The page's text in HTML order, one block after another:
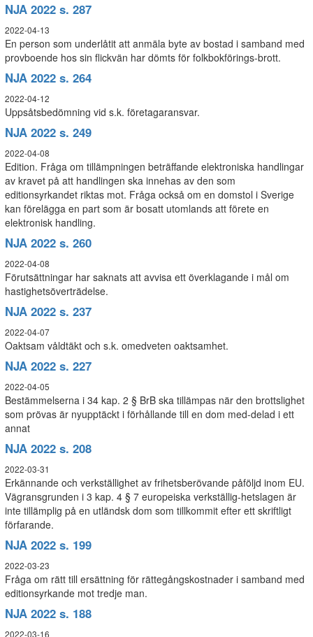
NJA 2022 s. 287
2022-04-13
En person som underlåtit att anmäla byte av bostad i samband med
provboende hos sin flickvän har dömts för folkbokförings-brott.
NJA 2022 s. 264
2022-04-12
Uppsåtsbedömning vid s.k. företagaransvar.
NJA 2022 s. 249
2022-04-08
Edition. Fråga om tillämpningen beträffande elektroniska handlingar
av kravet på att handlingen ska innehas av den som
editionsyrkandet riktas mot. Fråga också om en domstol i Sverige
kan förelägga en part som är bosatt utomlands att förete en
elektronisk handling.
NJA 2022 s. 260
2022-04-08
Förutsättningar har saknats att avvisa ett överklagande i mål om
hastighetsöverträdelse.
NJA 2022 s. 237
2022-04-07
Oaktsam våldtäkt och s.k. omedveten oaktsamhet.
NJA 2022 s. 227
2022-04-05
Bestämmelserna i 34 kap. 2 § BrB ska tillämpas när den brottslighet
som prövas är nyupptäckt i förhållande till en dom med-delad i ett
annat
NJA 2022 s. 208
2022-03-31
Erkännande och verkställighet av frihetsberövande påföljd inom EU.
Vägransgrunden i 3 kap. 4 § 7 europeiska verkställig-hetslagen är
inte tillämplig på en utländsk dom som tillkommit efter ett skriftligt
förfarande.
NJA 2022 s. 199
2022-03-23
Fråga om rätt till ersättning för rättegångskostnader i samband med
editionsyrkande mot tredje man.
NJA 2022 s. 188
2022-03-16